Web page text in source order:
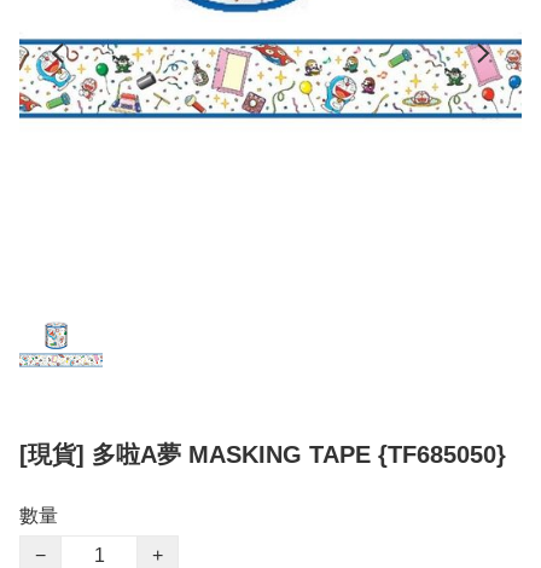
[現貨] 多啦A夢 MASKING TAPE {TF685050}
數量
−
+